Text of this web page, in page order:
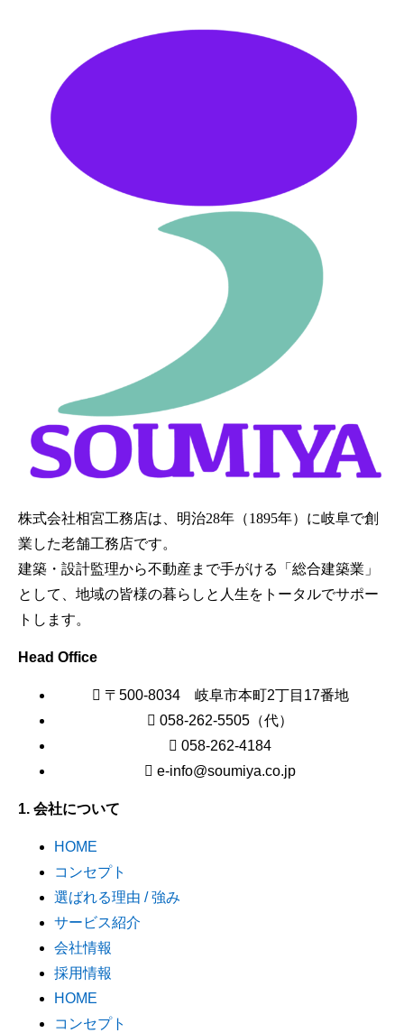
株式会社相宮工務店は、 明治28年（1895年）に岐阜で創
業した老舗工務店です。
建築・設計監理から不動産まで手がける「総合建築業」
として、地域の皆様の暮らしと人生をトータルでサポー
トします。
Head Office
〒500-8034 岐阜市本町2丁目17番地
058-262-5505（代）
058-262-4184
e-info@soumiya.co.jp
1. 会社について
HOME
コンセプト
選ばれる理由 / 強み
サービス紹介
会社情報
採用情報
HOME
コンセプト